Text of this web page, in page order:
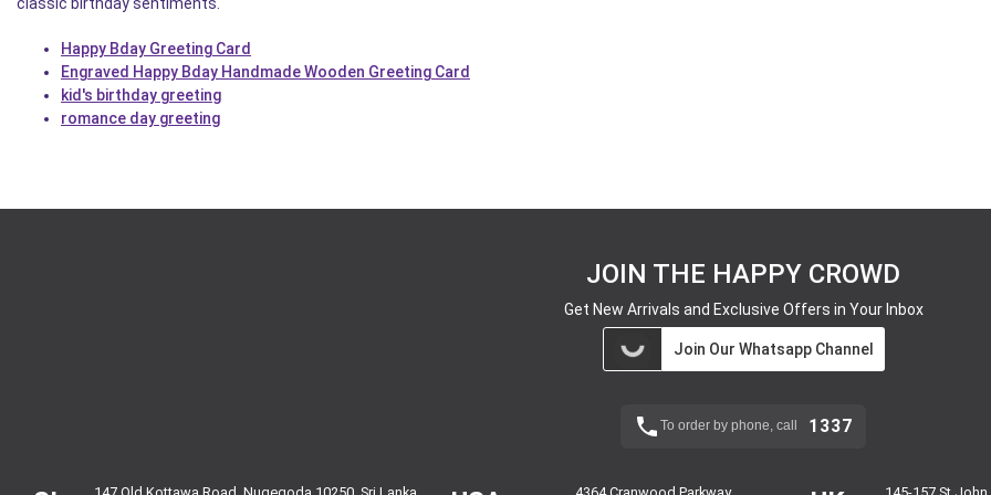
Happy Bday Greeting Card
Engraved Happy Bday Handmade Wooden Greeting Card
kid's birthday greeting
romance day greeting
JOIN THE HAPPY CROWD
Get New Arrivals and Exclusive Offers in Your Inbox
Join Our Whatsapp Channel
To order by phone, call 1337